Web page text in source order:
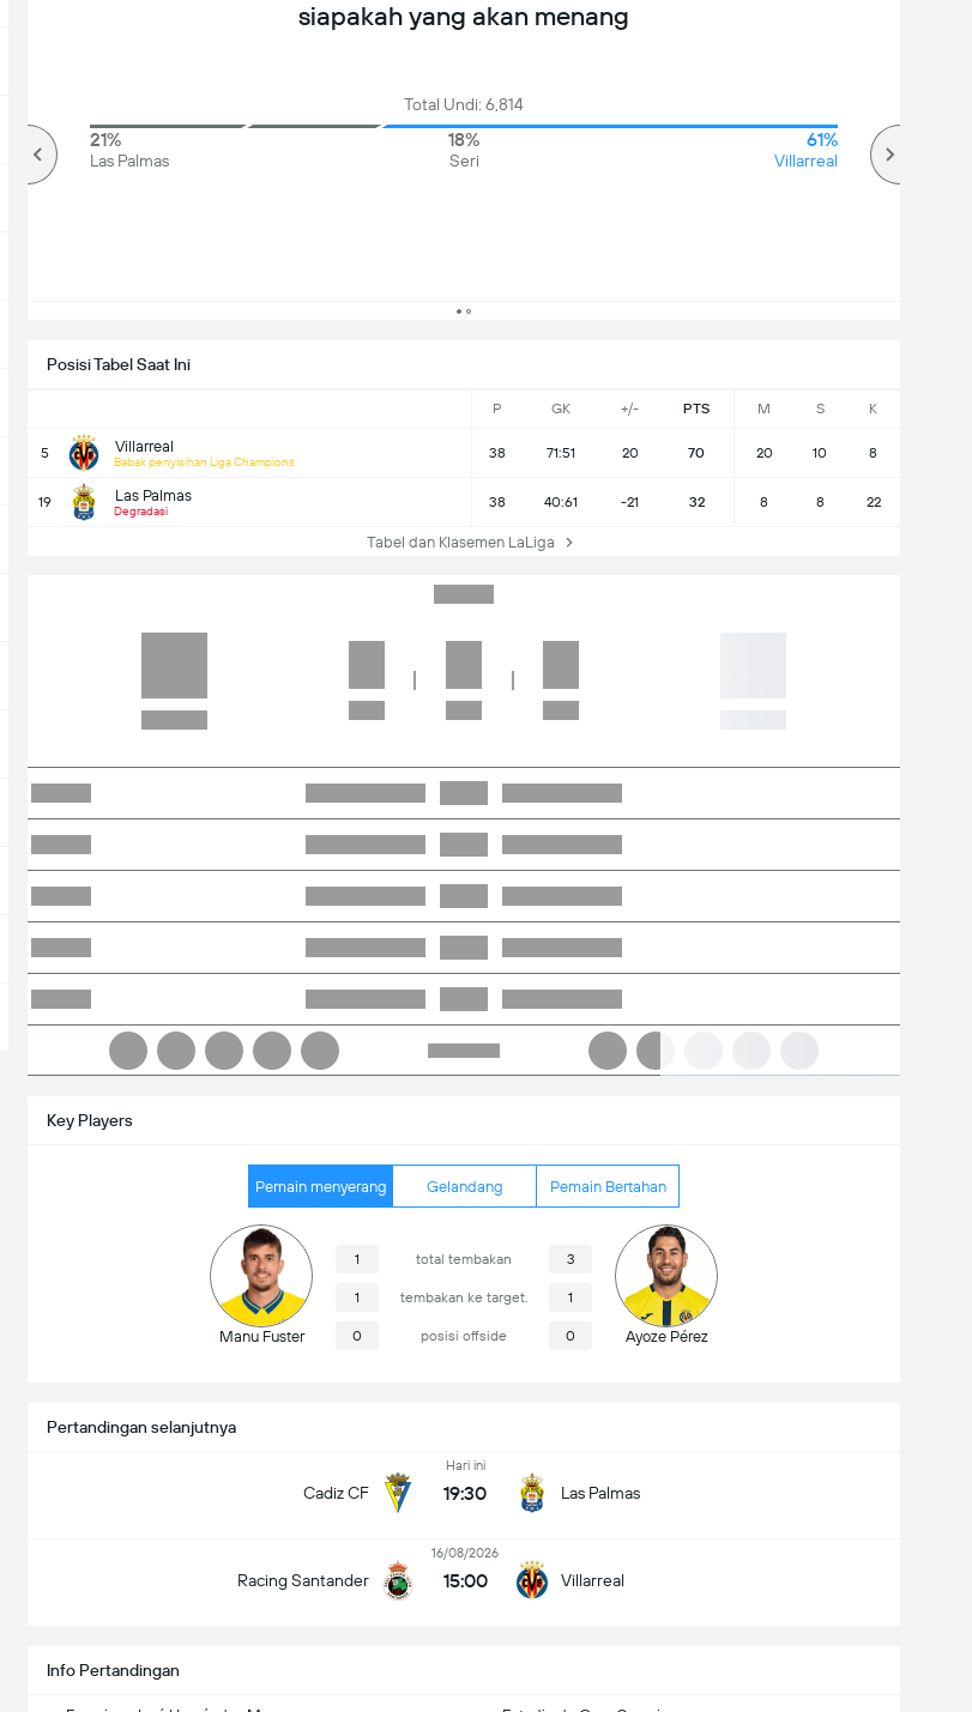
Pertandingan selanjutnya
Cadiz CF
Hari ini
19:30 Las Palmas
Racing Santander
16/08/2026
15:00 Villarreal
Key Players
Pemain menyerang Gelandang Pemain Bertahan
Manu Fuster
1 total tembakan 3
1 tembakan ke target. 1
0 posisi offside 0 Ayoze Pérez
Info Pertandingan
Posisi Tabel Saat Ini
P GK +/- PTS M S K
5 Villarreal
Babak penyisihan Liga Champions
38 71:51 20 70 20 10 8
19 Las Palmas
Degradasi
38 40:61 -21 32 8 8 22
Tabel dan Klasemen LaLiga
siapakah yang akan menang
Total Undi: 6,814
21%
Las Palmas
18%
Seri
61%
Villarreal